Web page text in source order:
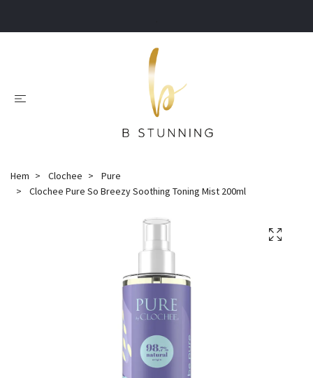
Hem Clochee
Pure
Clochee Pure So Breezy Soothing Toning Mist 200ml